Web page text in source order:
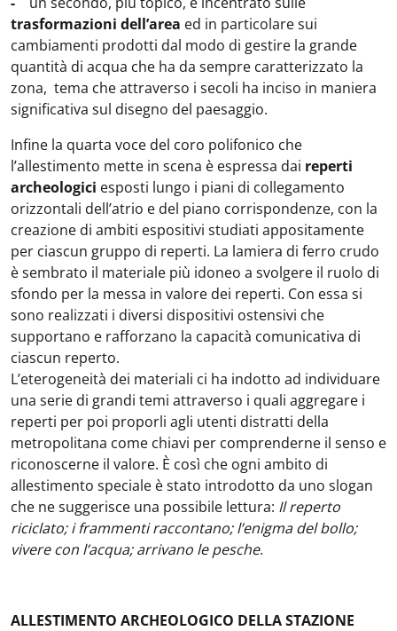
trasformazioni dell’area ed in particolare sui
cambiamenti prodotti dal modo di gestire la grande
quantità di acqua che ha da sempre caratterizzato la
zona, tema che attraverso i secoli ha inciso in maniera
significativa sul disegno del paesaggio.
Infine la quarta voce del coro polifonico che
l’allestimento mette in scena è espressa dai reperti
archeologici esposti lungo i piani di collegamento
orizzontali dell’atrio e del piano corrispondenze, con la
creazione di ambiti espositivi studiati appositamente
per ciascun gruppo di reperti. La lamiera di ferro crudo
è sembrato il materiale più idoneo a svolgere il ruolo di
sfondo per la messa in valore dei reperti. Con essa si
sono realizzati i diversi dispositivi ostensivi che
supportano e rafforzano la capacità comunicativa di
ciascun reperto.
L’eterogeneità dei materiali ci ha indotto ad individuare
una serie di grandi temi attraverso i quali aggregare i
reperti per poi proporli agli utenti distratti della
metropolitana come chiavi per comprenderne il senso e
riconoscerne il valore. È così che ogni ambito di
allestimento speciale è stato introdotto da uno slogan
che ne suggerisce una possibile lettura: Il reperto
riciclato; i frammenti raccontano; l’enigma del bollo;
vivere con l’acqua; arrivano le pesche.
ALLESTIMENTO ARCHEOLOGICO DELLA STAZIONE